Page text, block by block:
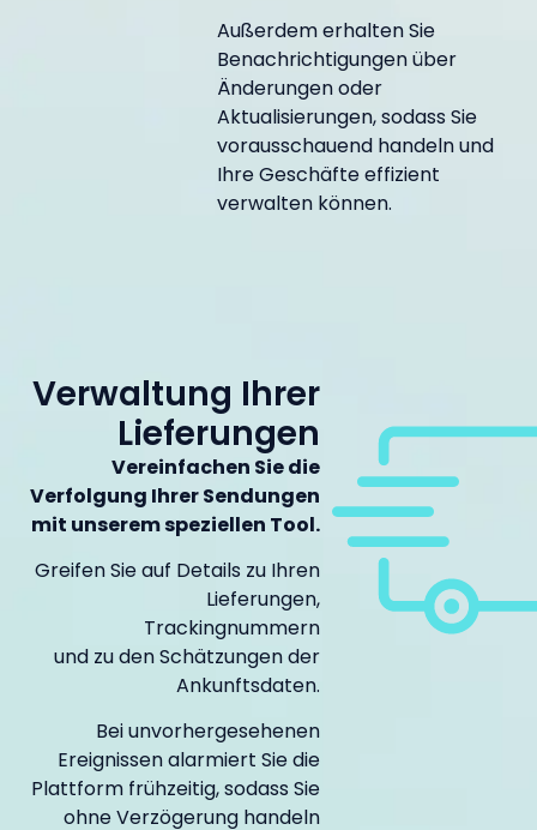
Außerdem erhalten Sie
Benachrichtigungen über
Änderungen oder
Aktualisierungen, sodass Sie
vorausschauend handeln und
Ihre Geschäfte effizient
verwalten können.
Verwaltung Ihrer
Lieferungen
Vereinfachen Sie die
Verfolgung Ihrer Sendungen
mit unserem speziellen Tool.
Greifen Sie auf Details zu Ihren
Lieferungen,
Trackingnummern
und zu den Schätzungen der
Ankunftsdaten.
Bei unvorhergesehenen
Ereignissen alarmiert Sie die
Plattform frühzeitig, sodass Sie
ohne Verzögerung handeln